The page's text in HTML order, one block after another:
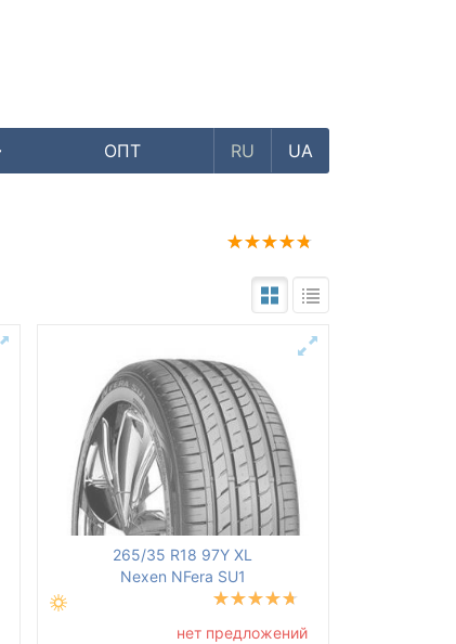
ОПТ RU UA
265/35 R18 97Y XL
Nexen NFera SU1
нет предложений